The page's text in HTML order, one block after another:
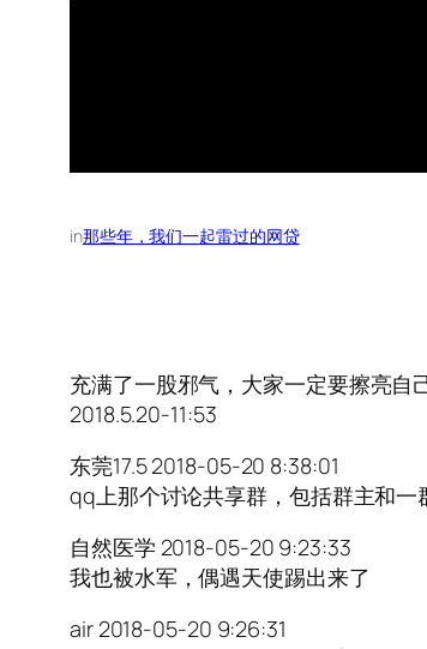
in那些年，我们一起雷过的网贷
充满了一股邪气，大家一定要擦亮自己
2018.5.20-11:53
东莞17.5 2018-05-20 8:38:01
qq上那个讨论共享群，包括群主和一
自然医学 2018-05-20 9:23:33
我也被水军，偶遇天使踢出来了
air 2018-05-20 9:26:31